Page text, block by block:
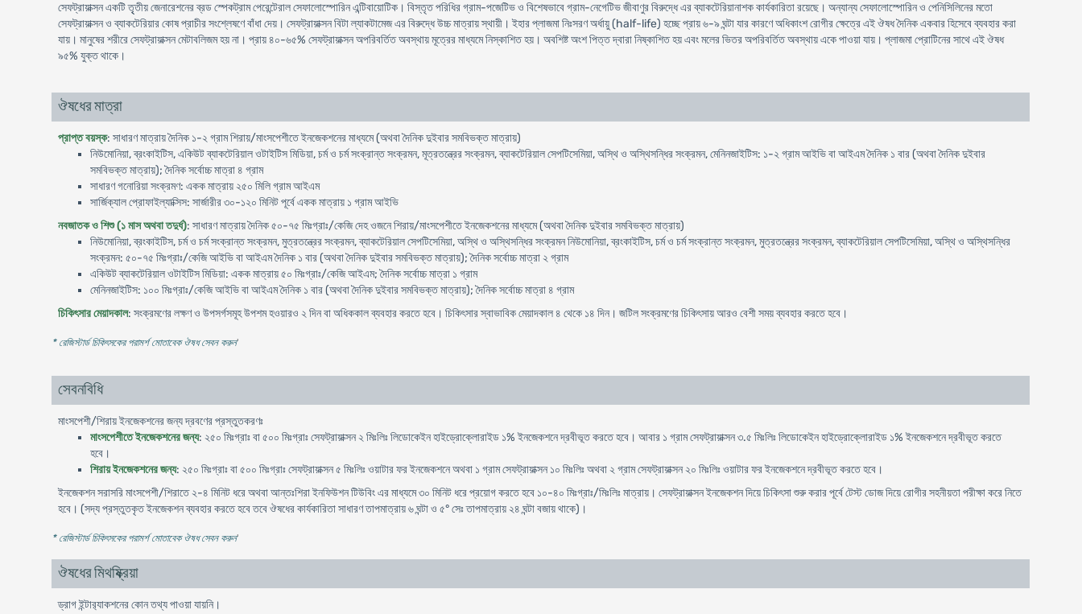
সেফট্রায়াক্সন একটি তৃৃতীয় জেনারেশনের ব্রড স্পেকট্রাম পেরেন্টেরাল সেফালোস্পোরিন এন্টিবায়োটিক। বিস্তৃত পরিধির গ্রাম-পজেটিভ ও বিশেষভাবে গ্রাম-নেগেটিভ জীবাণুর বিরুদ্ধে এর ব্যাকটেরিয়ানাশক কার্যকারিতা রয়েছে। অন্যান্য সেফালোস্পোরিন ও পেনিসিলিনের মতো
সেফট্রায়াক্সন ও ব্যাকটেরিয়ার কোষ প্রাচীর সংশ্লেষণে বাঁধা দেয়। সেফট্রায়াক্সন বিটা ল্যাকটামেজ এর বিরুদ্ধে উচ্চ মাত্রায় স্থায়ী। ইহার প্লাজমা নিঃসরণ অর্ধায়ু (half-life) হচ্ছে প্রায় ৬-৯ ঘন্টা যার কারণে অধিকাংশ রোগীর ক্ষেত্রে এই ঔষধ দৈনিক একবার হিসেবে ব্যবহার করা
যায়। মানুষের শরীরে সেফট্রায়াক্সন মেটাবলিজম হয় না। প্রায় ৪০-৬৫% সেফট্রায়াক্সন অপরিবর্তিত অবস্থায় মূত্রের মাধ্যমে নিস্কাশিত হয়। অবশিষ্ট অংশ পিত্ত দ্বারা নিষ্কাশিত হয় এবং মলের ভিতর অপরিবর্তিত অবস্থায় একে পাওয়া যায়। প্লাজমা প্রোটিনের সাথে এই ঔষধ
৯৫% যুক্ত থাকে।
ঔষধের মাত্রা
প্রাপ্ত বয়স্ক: সাধারণ মাত্রায় দৈনিক ১-২ গ্রাম শিরায়/মাংসপেশীতে ইনজেকশনের মাধ্যমে (অথবা দৈনিক দুইবার সমবিভক্ত মাত্রায়)
নিউমোনিয়া, ব্রংকাইটিস, একিউট ব্যাকটেরিয়াল ওটাইটিস মিডিয়া, চর্ম ও চর্ম সংক্রান্ত সংক্রমন, মূত্রতন্ত্রের সংক্রমন, ব্যাকটেরিয়াল সেপটিসেমিয়া, অস্থি ও অস্থিসন্ধির সংক্রমন, মেনিনজাইটিস: ১-২ গ্রাম আইভি বা আইএম দৈনিক ১ বার (অথবা দৈনিক দুইবার
সমবিভক্ত মাত্রায়); দৈনিক সর্বোচ্চ মাত্রা ৪ গ্রাম
সাধারণ গনোরিয়া সংক্রমণ: একক মাত্রায় ২৫০ মিলি গ্রাম আইএম
সার্জিক্যাল প্রোফাইল্যাক্সিস: সার্জারীর ৩০-১২০ মিনিট পূর্বে একক মাত্রায় ১ গ্রাম আইভি
নবজাতক ও শিশু (১ মাস অথবা তদুর্ধ): সাধারণ মাত্রায় দৈনিক ৫০-৭৫ মিঃগ্রাঃ/কেজি দেহ ওজনে শিরায়/মাংসপেশীতে ইনজেকশনের মাধ্যমে (অথবা দৈনিক দুইবার সমবিভক্ত মাত্রায়)
নিউমোনিয়া, ব্রংকাইটিস, চর্ম ও চর্ম সংক্রান্ত সংক্রমন, মুত্রতন্ত্রের সংক্রমন, ব্যাকটেরিয়াল সেপটিসেমিয়া, অস্থি ও অস্থিসন্ধির সংক্রমন নিউমোনিয়া, ব্রংকাইটিস, চর্ম ও চর্ম সংক্রান্ত সংক্রমন, মুত্রতন্ত্রের সংক্রমন, ব্যাকটেরিয়াল সেপটিসেমিয়া, অস্থি ও অস্থিসন্ধির
সংক্রমন: ৫০-৭৫ মিঃগ্রাঃ/কেজি আইভি বা আইএম দৈনিক ১ বার (অথবা দৈনিক দুইবার সমবিভক্ত মাত্রায়); দৈনিক সর্বোচ্চ মাত্রা ২ গ্রাম
একিউট ব্যাকটেরিয়াল ওটাইটিস মিডিয়া: একক মাত্রায় ৫০ মিঃগ্রাঃ/কেজি আইএম; দৈনিক সর্বোচ্চ মাত্রা ১ গ্রাম
মেনিনজাইটিস: ১০০ মিঃগ্রাঃ/কেজি আইভি বা আইএম দৈনিক ১ বার (অথবা দৈনিক দুইবার সমবিভক্ত মাত্রায়); দৈনিক সর্বোচ্চ মাত্রা ৪ গ্রাম
চিকিৎসার মেয়াদকাল: সংক্রমণের লক্ষণ ও উপসর্গসমূহ উপশম হওয়ারও ২ দিন বা অধিককাল ব্যবহার করতে হবে। চিকিৎসার স্বাভাবিক মেয়াদকাল ৪ থেকে ১৪ দিন। জটিল সংক্রমণের চিকিৎসায় আরও বেশী সময় ব্যবহার করতে হবে।
* রেজিস্টার্ড চিকিৎসকের পরামর্শ মোতাবেক ঔষধ সেবন করুন'
সেবনবিধি
মাংসপেশী/শিরায় ইনজেকশনের জন্য দ্রবণের প্রস্তুতকরণঃ
মাংসপেশীতে ইনজেকশনের জন্য: ২৫০ মিঃগ্রাঃ বা ৫০০ মিঃগ্রাঃ সেফট্রায়াক্সন ২ মিঃলিঃ লিডোকেইন হাইড্রোক্লোরাইড ১% ইনজেকশনে দ্রবীভূত করতে হবে। আবার ১ গ্রাম সেফট্রায়াক্সন ৩.৫ মিঃলিঃ লিডোকেইন হাইড্রোক্লোরাইড ১% ইনজেকশনে দ্রবীভূত করতে
হবে।
শিরায় ইনজেকশনের জন্য: ২৫০ মিঃগ্রাঃ বা ৫০০ মিঃগ্রাঃ সেফট্রায়াক্সন ৫ মিঃলিঃ ওয়াটার ফর ইনজেকশনে অথবা ১ গ্রাম সেফট্রায়াক্সন ১০ মিঃলিঃ অথবা ২ গ্রাম সেফট্রায়াক্সন ২০ মিঃলিঃ ওয়াটার ফর ইনজেকশনে দ্রবীভূত করতে হবে।
ইনজেকশন সরাসরি মাংসপেশী/শিরাতে ২-৪ মিনিট ধরে অথবা আন্তঃশিরা ইনফিউশন টিউবিং এর মাধ্যমে ৩০ মিনিট ধরে প্রয়োগ করতে হবে ১০-৪০ মিঃগ্রাঃ/মিঃলিঃ মাত্রায়। সেফট্রায়াক্সন ইনজেকশন দিয়ে চিকিৎসা শুরু করার পূর্বে টেস্ট ডোজ দিয়ে রোগীর সহনীয়তা পরীক্ষা করে নিতে
হবে। (সদ্য প্রস্তুতকৃত ইনজেকশন ব্যবহার করতে হবে তবে ঔষধের কার্যকারিতা সাধারণ তাপমাত্রায় ৬ ঘন্টা ও ৫° সেঃ তাপমাত্রায় ২৪ ঘন্টা বজায় থাকে)।
* রেজিস্টার্ড চিকিৎসকের পরামর্শ মোতাবেক ঔষধ সেবন করুন'
ঔষধের মিথষ্ক্রিয়া
ড্রাগ ইন্টার‌্যাকশনের কোন তথ্য পাওয়া যায়নি।